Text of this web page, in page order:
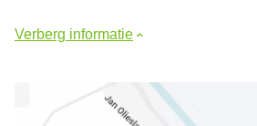
Verberg informatie